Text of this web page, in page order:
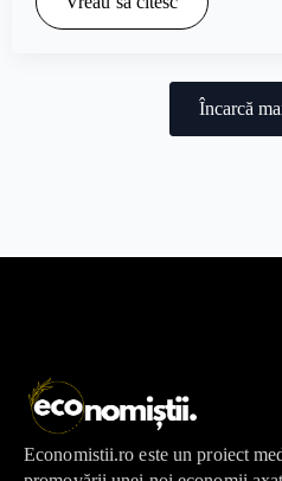
Încarcă
Economistii.ro este un proiect